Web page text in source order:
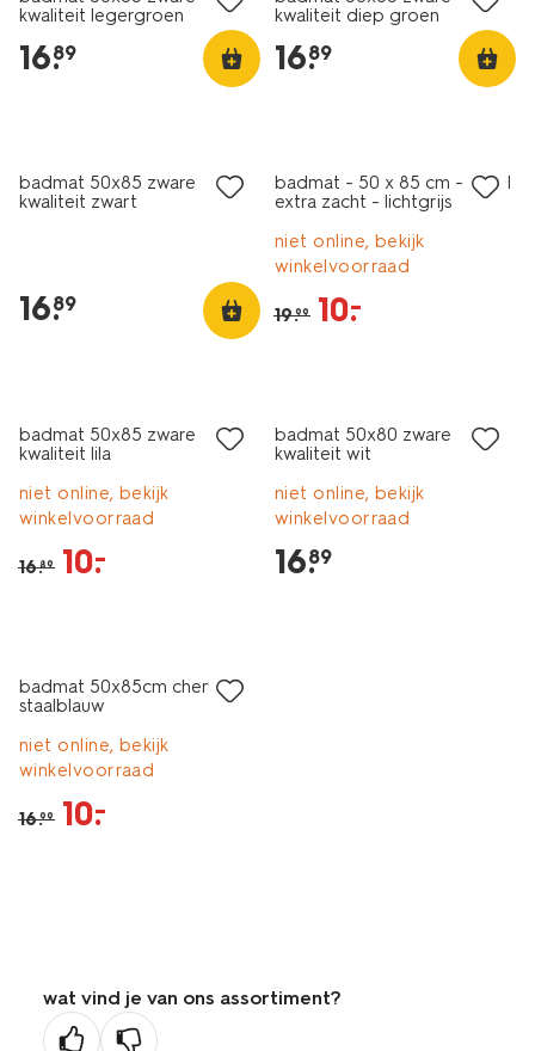
kwaliteit legergroen
16.
89
kwaliteit diep groen
16.
89
badmat 50x85 zware
kwaliteit zwart
16.
89
badmat - 50 x 85 cm - hotel
extra zacht - lichtgrijs
niet online, bekijk
winkelvoorraad
19.99 10.
–
badmat 50x85 zware
kwaliteit lila
niet online, bekijk
winkelvoorraad
16.89 10.
–
badmat 50x80 zware
kwaliteit wit
niet online, bekijk
winkelvoorraad
16.
89
badmat 50x85cm chenille
staalblauw
niet online, bekijk
winkelvoorraad
16.99 10.
–
wat vind je van ons assortiment?